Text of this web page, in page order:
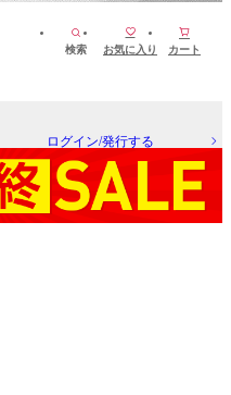
検索 お気に入り カート
ログイン/発行する